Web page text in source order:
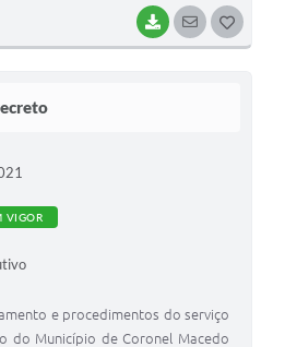
BAIXARSEGUIR
VIGOR
e procedimentos do serviço
do Município de Coronel Macedo